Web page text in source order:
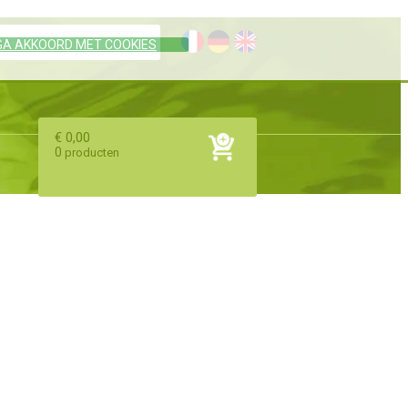
€ 0,00
0 producten
AKKOORD MET COOKIES